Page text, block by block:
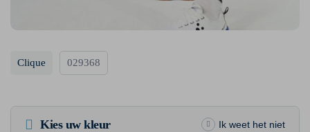
Clique 029368
Kies uw kleur Ik weet het niet